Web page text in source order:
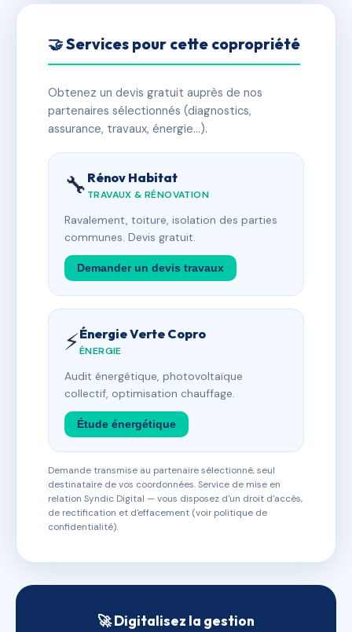
🤝 Services pour cette copropriété
Obtenez un devis gratuit auprès de nos
partenaires sélectionnés (diagnostics,
assurance, travaux, énergie…).
🔧 Rénov Habitat
TRAVAUX & RÉNOVATION
Ravalement, toiture, isolation des parties
communes. Devis gratuit.
Demander un devis travaux
⚡Énergie Verte Copro
ÉNERGIE
Audit énergétique, photovoltaïque
collectif, optimisation chauffage.
Étude énergétique
Demande transmise au partenaire sélectionné, seul
destinataire de vos coordonnées. Service de mise en
relation Syndic Digital — vous disposez d'un droit d'accès,
de rectification et d'effacement (voir politique de
confidentialité).
🚀 Digitalisez la gestion